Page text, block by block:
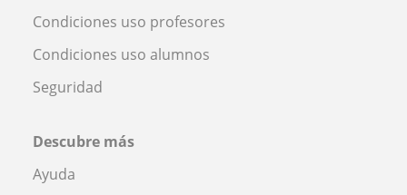
Condiciones uso profesores
Condiciones uso alumnos
Seguridad
Descubre más
Ayuda